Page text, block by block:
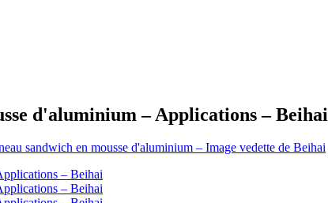
d'aluminium – Applications – Beihai